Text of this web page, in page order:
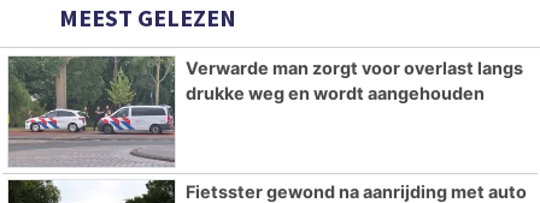
MEEST GELEZEN
Verwarde man zorgt voor overlast langs
drukke weg en wordt aangehouden
Fietsster gewond na aanrijding met auto